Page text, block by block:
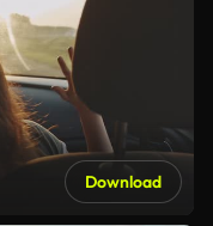
Download